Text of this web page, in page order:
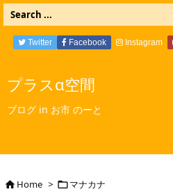
プラスα空間
ブログ in お市 のーと
Twitter Facebook Instagram
Home > マナカナ